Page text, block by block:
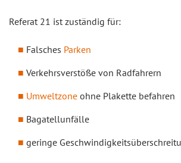
Referat 21 ist zuständig für:
Falsches Parken
Verkehrsverstöße von Radfahrern
Umweltzone ohne Plakette befahren
Bagatellunfälle
geringe